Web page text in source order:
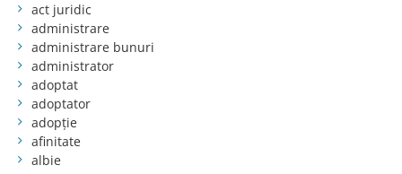
act juridic
administrare
administrare bunuri
administrator
adoptat
adoptator
adopție
afinitate
albie